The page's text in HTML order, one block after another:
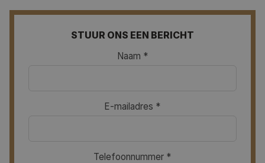
STUUR ONS EEN BERICHT
Naam *
E-mailadres *
Telefoonnummer *